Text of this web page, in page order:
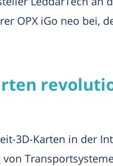
OPX iGo neo bei,
3D-Karten in der